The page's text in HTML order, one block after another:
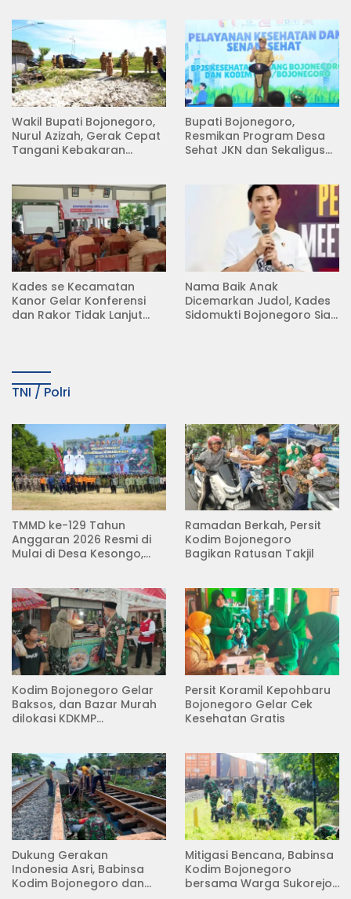
Wakil Bupati Bojonegoro,
Nurul Azizah, Gerak Cepat
Tangani Kebakaran
Bupati Bojonegoro,
Resmikan Program Desa
Sehat JKN dan Sekaligus
Kades se Kecamatan
Kanor Gelar Konferensi
dan Rakor Tidak Lanjut
Nama Baik Anak
Dicemarkan Judol, Kades
Sidomukti Bojonegoro Siap
TNI / Polri
TMMD ke-129 Tahun
Anggaran 2026 Resmi di
Mulai di Desa Kesongo,
Ramadan Berkah, Persit
Kodim Bojonegoro
Bagikan Ratusan Takjil
Kodim Bojonegoro Gelar
Baksos, dan Bazar Murah
dilokasi KDKMP
Persit Koramil Kepohbaru
Bojonegoro Gelar Cek
Kesehatan Gratis
Dukung Gerakan
Indonesia Asri, Babinsa
Kodim Bojonegoro dan
Mitigasi Bencana, Babinsa
Kodim Bojonegoro
bersama Warga Sukorejo